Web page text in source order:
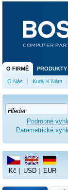
Podrobné
Parametrické
Kč USD EUR
O FIRMĚ PRODUKTY
O Nás Kudy K Nám